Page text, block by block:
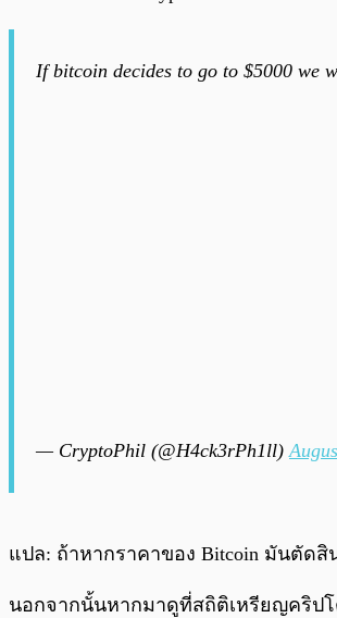
If bitcoin decides to go to $5000 we
— CryptoPhil (@H4ck3rPh1ll)
แปล: ถ้าหากราคาของ Bitcoin มันตัดสิ
นอกจากนั้นหากมาดูที่สถิติเหรียญคริป